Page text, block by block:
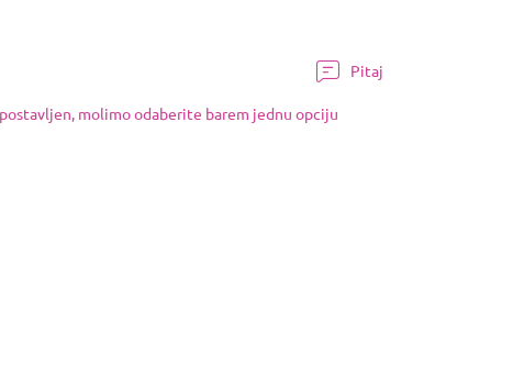
Pitaj
molimo odaberite barem jednu opciju